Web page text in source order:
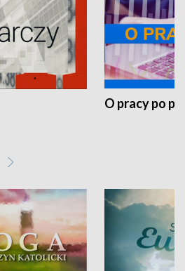
O pracy po